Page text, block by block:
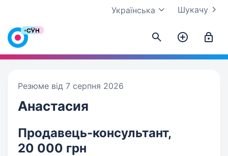
Шукачу
Українська
Резюме від 7 серпня 2026
Анастасия
Продавець-консультант,
20 000 грн